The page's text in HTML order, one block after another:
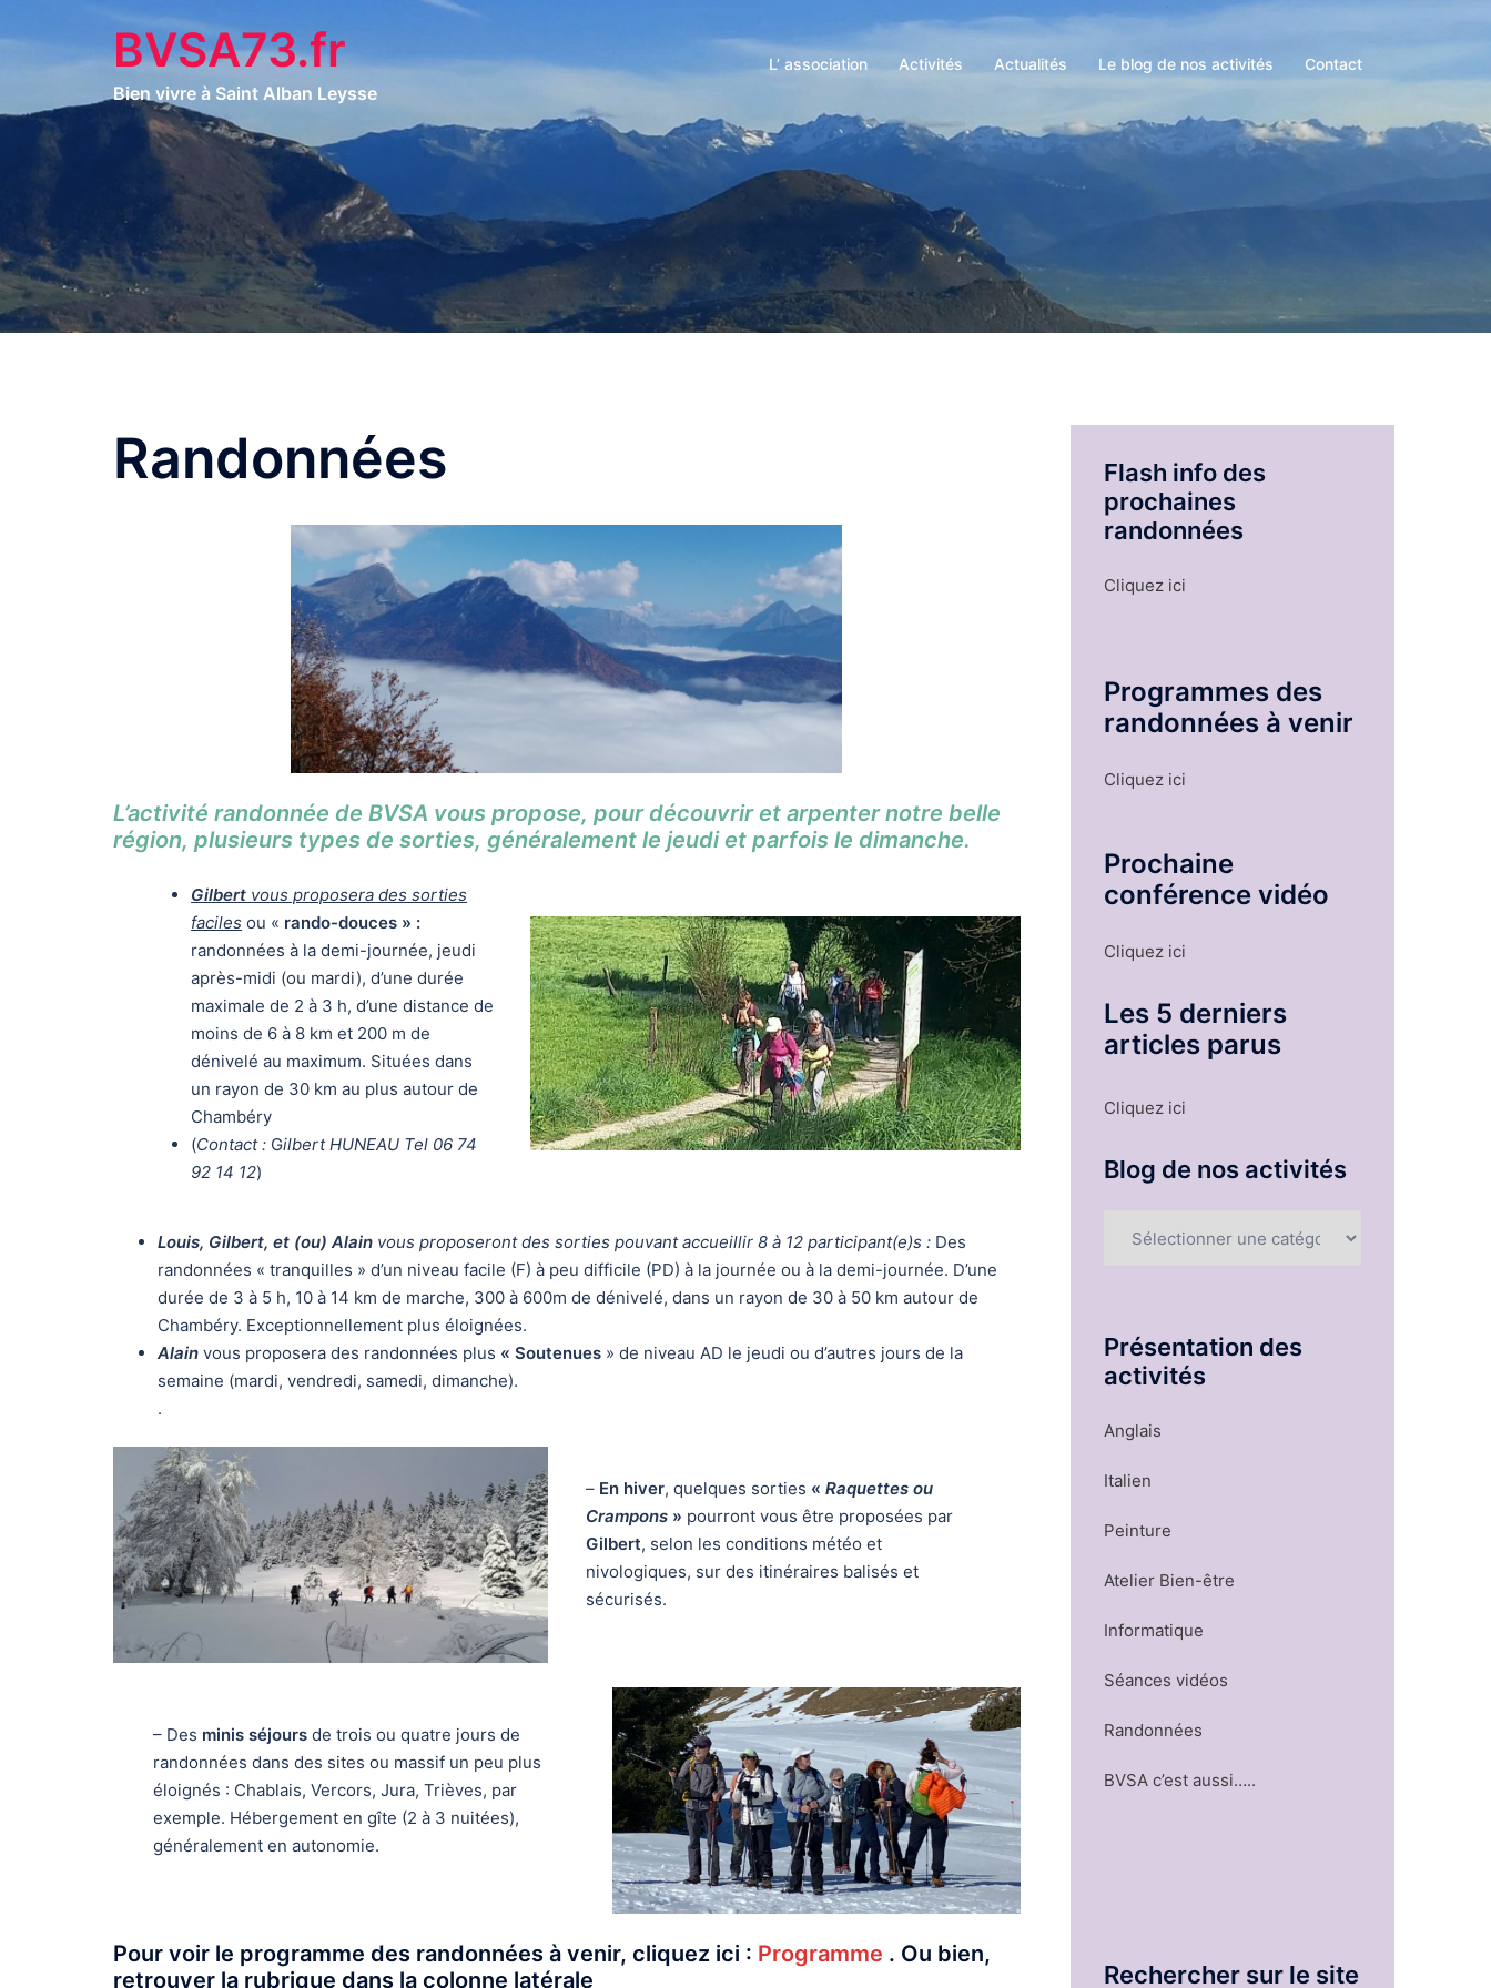
au
contenu
BVSA73.fr
Bien vivre à Saint Alban Leysse
L’ association Activités Actualités Le blog de nos activités Contact
Randonnées
L’activité randonnée de BVSA vous propose, pour découvrir et arpenter notre belle
région, plusieurs types de sorties, généralement le jeudi et parfois le dimanche.
Gilbert vous proposera des sorties
faciles ou « rando-douces » :
randonnées à la demi-journée, jeudi
après-midi (ou mardi), d’une durée
maximale de 2 à 3 h, d’une distance de
moins de 6 à 8 km et 200 m de
dénivelé au maximum. Situées dans
un rayon de 30 km au plus autour de
Chambéry
(Contact : Gilbert HUNEAU Tel 06 74
92 14 12)
Louis, Gilbert, et (ou) Alain vous proposeront des sorties pouvant accueillir 8 à 12 participant(e)s : Des
randonnées « tranquilles » d’un niveau facile (F) à peu difficile (PD) à la journée ou à la demi-journée. D’une
durée de 3 à 5 h, 10 à 14 km de marche, 300 à 600m de dénivelé, dans un rayon de 30 à 50 km autour de
Chambéry. Exceptionnellement plus éloignées.
Alain vous proposera des randonnées plus « Soutenues » de niveau AD le jeudi ou d’autres jours de la
semaine (mardi, vendredi, samedi, dimanche).
.
– En hiver, quelques sorties «Raquettes ou
Crampons » pourront vous être proposées par
Gilbert, selon les conditions météo et
nivologiques, sur des itinéraires balisés et
sécurisés.
– Des minis séjoursde trois ou quatre jours de
randonnées dans des sites ou massif un peu plus
éloignés : Chablais, Vercors, Jura, Trièves, par
exemple. Hébergement en gîte (2 à 3 nuitées),
généralement en autonomie.
Pour voir le programme des randonnées à venir, cliquez ici : Programme . Ou bien,
retrouver la rubrique dans la colonne latérale
Flash info des
prochaines
randonnées
Cliquez ici
Programmes des
randonnées à venir
Cliquez ici
Prochaine
conférence vidéo
Cliquez ici
Les 5 derniers
articles parus
Cliquez ici
Blog de nos activités
Présentation des
activités
Anglais
Italien
Peinture
Atelier Bien-être
Informatique
Séances vidéos
Randonnées
BVSA c’est aussi…..
Rechercher sur le site